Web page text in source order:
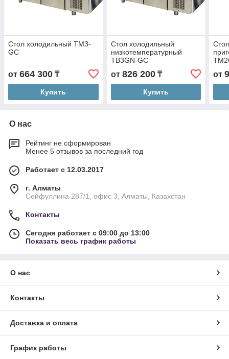
Стол холодильный TM3-
GC
от 664 300 ₸
Купить
Стол холодильный
низкотемпературный
TB3GN-GC
от 826 200₸
Купить
от
О нас
Рейтинг не сформирован
Менее 5 отзывов за последний год
Работает с 12.03.2017
г. Алматы
Сейфуллина 287/1, офис 3, Алматы, Казахстан
Контакты
Сегодня работает с 09:00 до 13:00
Показать весь график работы
О нас
Контакты
Доставка и оплата
График работы